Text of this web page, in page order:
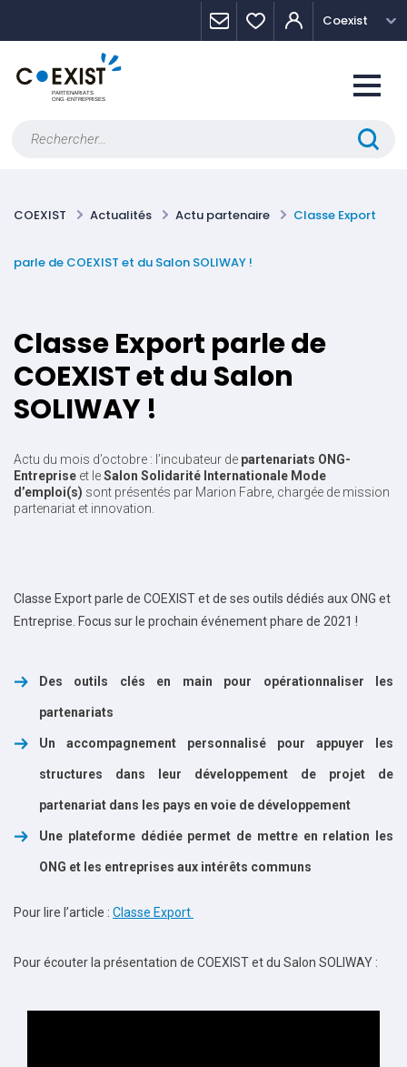
Coexist
COEXIST Actualités Actu partenaire Classe Export
parle de COEXIST et du Salon SOLIWAY !
Classe Export parle de
COEXIST et du Salon
SOLIWAY !
Actu du mois d’octobre : l’incubateur de partenariats ONG-
Entreprise et leSalon Solidarité Internationale Mode
d’emploi(s) sont présentés par Marion Fabre, chargée de mission
partenariat et innovation.
Classe Export parle de COEXIST et de ses outils dédiés aux ONG et
Entreprise. Focus sur le prochain événement phare de 2021 !
Des outils clés en main pour opérationnaliser les
partenariats
Un accompagnement personnalisé pour appuyer les
structures dans leur développement de projet de
partenariat dans les pays en voie de développement
Une plateforme dédiée permet de mettre en relation les
ONG et les entreprises aux intérêts communs
Pour lire l’article : Classe Export
Pour écouter la présentation de COEXIST et du Salon SOLIWAY :